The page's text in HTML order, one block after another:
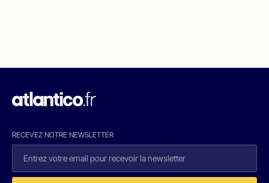
RECEVEZ NOTRE NEWSLETTER